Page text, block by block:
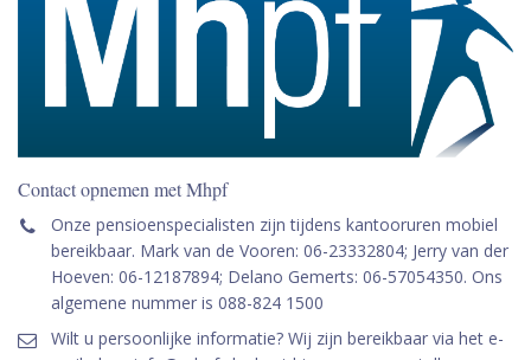
Contact opnemen met Mhpf
Onze pensioenspecialisten zijn tijdens kantooruren mobiel
bereikbaar. Mark van de Vooren: 06-23332804; Jerry van der
Hoeven: 06-12187894; Delano Gemerts: 06-57054350. Ons
algemene nummer is 088-824 1500
Wilt u persoonlijke informatie? Wij zijn bereikbaar via het e-